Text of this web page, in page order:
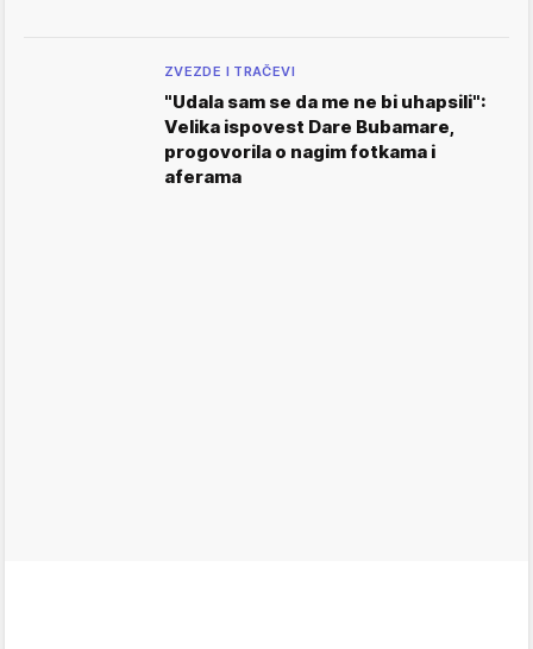
ZVEZDE I TRAČEVI
"Udala sam se da me ne bi uhapsili":
Velika ispovest Dare Bubamare,
progovorila o nagim fotkama i
aferama